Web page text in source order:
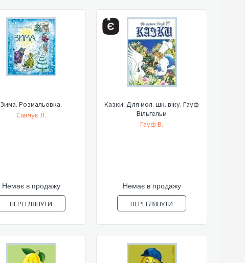
Зима. Розмальовка.
Савчук Л.
Немає в продажу
ПЕРЕГЛЯНУТИ
Казки: Для мол. шк. віку. Гауф
Вільгельм
Гауф В.
Немає в продажу
ПЕРЕГЛЯНУТИ